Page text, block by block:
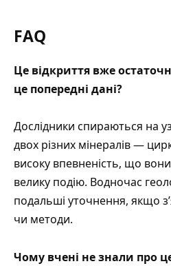
FAQ
Це відкриття вже
це попередні дані?
Дослідники спираються на
двох різних мінералів —
високу впевненість, що
велику подію. Водночас
подальші уточнення, якщо
чи методи.
Чому вчені не знали про